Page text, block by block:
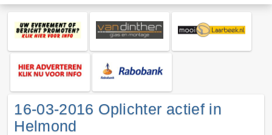
16-03-2016 Oplichter actief in
Helmond